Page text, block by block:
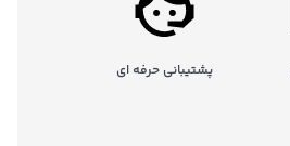
پشتیبانی حرفه ای